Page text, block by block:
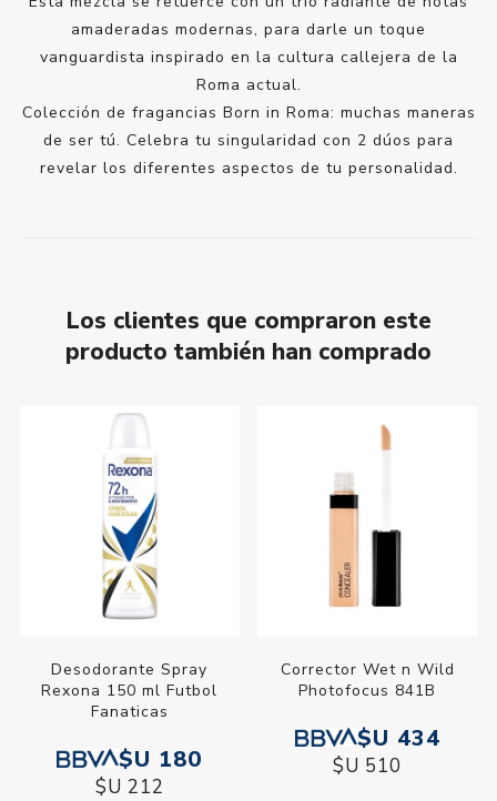
amaderadas modernas, para darle un toque
vanguardista inspirado en la cultura callejera de la
Roma actual.
Colección de fragancias Born in Roma: muchas maneras
de ser tú. Celebra tu singularidad con 2 dúos para
revelar los diferentes aspectos de tu personalidad.
Los clientes que compraron este
producto también han comprado
Desodorante Spray
Rexona 150 ml Futbol
Fanaticas
$U 180
$U 212
Corrector Wet n Wild
Photofocus 841B
$U 434
$U 510